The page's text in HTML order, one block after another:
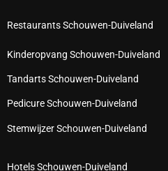
Restaurants Schouwen-Duiveland
Kinderopvang Schouwen-Duiveland
Tandarts Schouwen-Duiveland
Pedicure Schouwen-Duiveland
Stemwijzer Schouwen-Duiveland
Hotels Schouwen-Duiveland